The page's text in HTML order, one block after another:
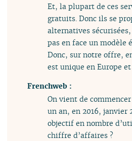
Et, la plupart de ces
gratuits. Donc ils se
alternatives
pas en face un modèle
Donc, sur notre offre,
est unique en Europe
Frenchweb :
On vient de commencer
un an, en 2016, janvier
objectif en nombre
chiffre d’affaires ?